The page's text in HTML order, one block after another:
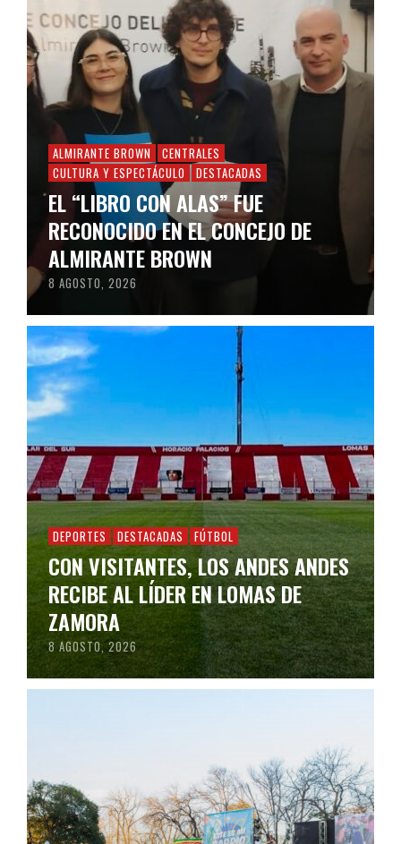
ALMIRANTE BROWN
CENTRALES
CULTURA Y ESPECTÁCULO
DESTACADAS
EL “LIBRO CON ALAS” FUE
RECONOCIDO EN EL CONCEJO DE
ALMIRANTE BROWN
8 AGOSTO, 2026
DEPORTES DESTACADAS FÚTBOL
CON VISITANTES, LOS ANDES ANDES
RECIBE AL LÍDER EN LOMAS DE
ZAMORA
8 AGOSTO, 2026